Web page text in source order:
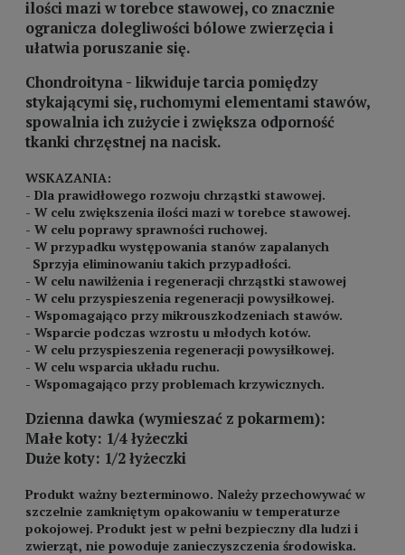
ilości mazi w torebce stawowej, co znacznie
ogranicza dolegliwości bólowe zwierzęcia i
ułatwia poruszanie się.
Chondroityna - likwiduje tarcia pomiędzy
stykającymi się, ruchomymi elementami stawów,
spowalnia ich zużycie i zwiększa odporność
tkanki chrzęstnej na nacisk.
WSKAZANIA:
- Dla prawidłowego rozwoju chrząstki stawowej.
- W celu zwiększenia ilości mazi w torebce stawowej.
- W celu poprawy sprawności ruchowej.
- W przypadku występowania stanów zapalanych
Sprzyja eliminowaniu takich przypadłości.
- W celu nawilżenia i regeneracji chrząstki stawowej
- W celu przyspieszenia regeneracji powysiłkowej.
- Wspomagająco przy mikrouszkodzeniach stawów.
- Wsparcie podczas wzrostu u młodych kotów.
- W celu przyspieszenia regeneracji powysiłkowej.
- W celu wsparcia układu ruchu.
- Wspomagająco przy problemach krzywicznych.
Dzienna dawka (wymieszać z pokarmem):
Małe koty: 1/4 łyżeczki
Duże koty: 1/2 łyżeczki
Produkt ważny bezterminowo. Należy przechowywać w
szczelnie zamkniętym opakowaniu w temperaturze
pokojowej. Produkt jest w pełni bezpieczny dla ludzi i
zwierząt, nie powoduje zanieczyszczenia środowiska.